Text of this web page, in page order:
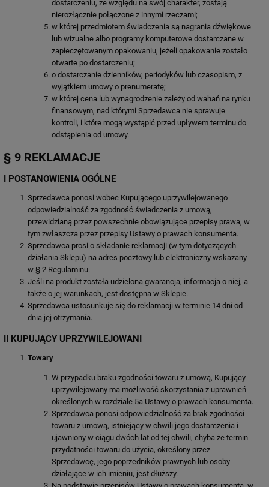
dostarczeniu, ze względu na swój charakter, zostają
nierozłącznie połączone z innymi rzeczami;
w której przedmiotem świadczenia są nagrania dźwiękowe
lub wizualne albo programy komputerowe dostarczane w
zapieczętowanym opakowaniu, jeżeli opakowanie zostało
otwarte po dostarczeniu;
o dostarczanie dzienników, periodyków lub czasopism, z
wyjątkiem umowy o prenumeratę;
w której cena lub wynagrodzenie zależy od wahań na rynku
finansowym, nad którymi Sprzedawca nie sprawuje
kontroli, i które mogą wystąpić przed upływem terminu do
odstąpienia od umowy.
§ 9 REKLAMACJE
I POSTANOWIENIA OGÓLNE
Sprzedawca ponosi wobec Kupującego uprzywilejowanego
odpowiedzialność za zgodność świadczenia z umową,
przewidzianą przez powszechnie obowiązujące przepisy prawa, w
tym zwłaszcza przez przepisy Ustawy o prawach konsumenta.
Sprzedawca prosi o składanie reklamacji (w tym dotyczących
działania Sklepu) na adres pocztowy lub elektroniczny wskazany
w § 2 Regulaminu.
Jeśli na produkt została udzielona gwarancja, informacja o niej, a
także o jej warunkach, jest dostępna w Sklepie.
Sprzedawca ustosunkuje się do reklamacji w terminie 14 dni od
dnia jej otrzymania.
II KUPUJĄCY UPRZYWILEJOWANI
Towary
W przypadku braku zgodności towaru z umową, Kupujący
uprzywilejowany ma możliwość skorzystania z uprawnień
określonych w rozdziale 5a Ustawy o prawach konsumenta.
Sprzedawca ponosi odpowiedzialność za brak zgodności
towaru z umową, istniejący w chwili jego dostarczenia i
ujawniony w ciągu dwóch lat od tej chwili, chyba że termin
przydatności towaru do użycia, określony przez
Sprzedawcę, jego poprzedników prawnych lub osoby
działające w ich imieniu, jest dłuższy.